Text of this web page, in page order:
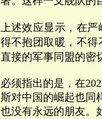
上述效应显示，在
得不抱团取暖，不
直接的军事同盟的密
必须指出的是，在
斯对中国的崛起也同
也没有永远的朋友。